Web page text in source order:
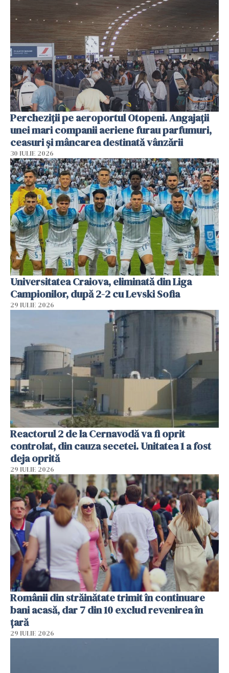
Percheziții pe aeroportul Otopeni. Angajații
unei mari companii aeriene furau parfumuri,
ceasuri și mâncarea destinată vânzării
30 IULIE 2026
Universitatea Craiova, eliminată din Liga
Campionilor, după 2-2 cu Levski Sofia
29 IULIE 2026
Reactorul 2 de la Cernavodă va fi oprit
controlat, din cauza secetei. Unitatea 1 a fost
deja oprită
29 IULIE 2026
Românii din străinătate trimit în continuare
bani acasă, dar 7 din 10 exclud revenirea în
țară
29 IULIE 2026